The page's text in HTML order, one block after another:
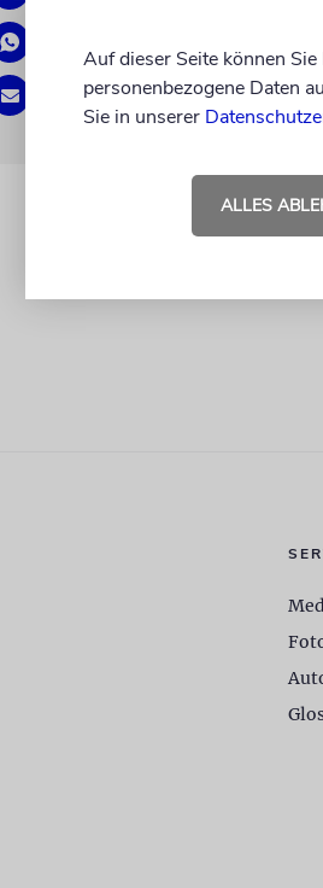
Auf dieser Seite können
personenbezogene Daten
Sie in unserer
ALLES